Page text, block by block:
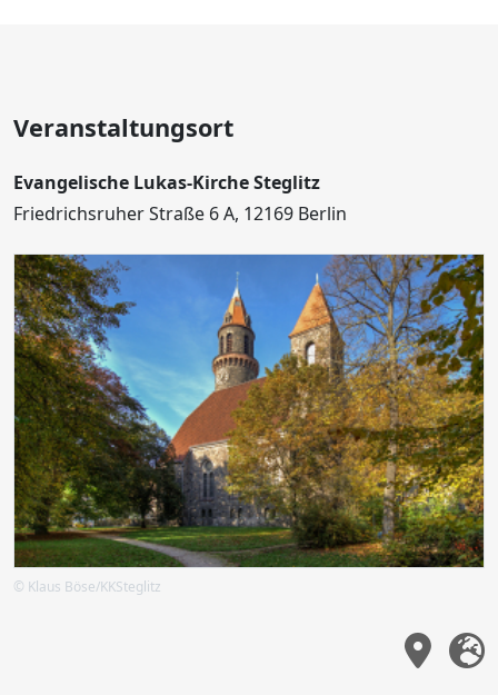
Veranstaltungsort
Evangelische Lukas-Kirche Steglitz
Friedrichsruher Straße 6 A, 12169 Berlin
© Klaus Böse/KKSteglitz